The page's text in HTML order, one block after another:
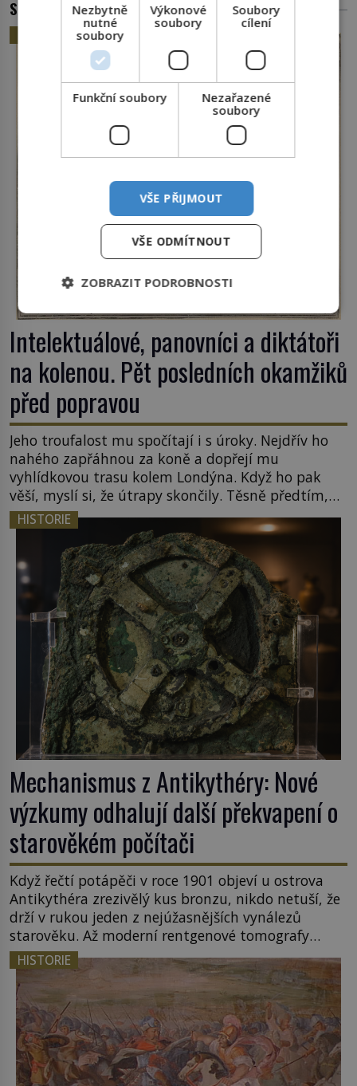
SOUVISEJÍCÍ ČLÁNKY
Intelektuálové, panovníci a diktátoři
na kolenou. Pět posledních okamžiků
před popravou
Jeho troufalost mu spočítají i s úroky. Nejdřív ho
nahého zapřáhnou za koně a dopřejí mu
vyhlídkovou trasu kolem Londýna. Když ho pak
věší, myslí si, že útrapy skončily. Těsně předtím,
než ztratí vědomí ho odříznou a začnou jeho tělo
zbavovat orgánů. Chvíli ještě vnímá, pak ho
vysvobodí bezvědomí a smrt. Do posledního
doušku Kdo: Sokrates […]
HISTORIE
Mechanismus z Antikythéry: Nové
výzkumy odhalují další překvapení o
starověkém počítači
Když řečtí potápěči v roce 1901 objeví u ostrova
Antikythéra zrezivělý kus bronzu, nikdo netuší, že
drží v rukou jeden z nejúžasnějších vynálezů
starověku. Až moderní rentgenové tomografy
odhalí desítky ozubených kol ukrytých uvnitř.
Mechanismus z Antikythéry je dnes považován za
nejstarší známý analogový počítač na světě. Přesto
ani po více než sto letech výzkumu […]
HISTORIE
Nezbytně
nutné
soubory
Výkonové
soubory
Soubory
cílení
Funkční soubory
Nezařazené
soubory
VŠE PŘIJMOUT
VŠE ODMÍTNOUT
ZOBRAZIT PODROBNOSTI